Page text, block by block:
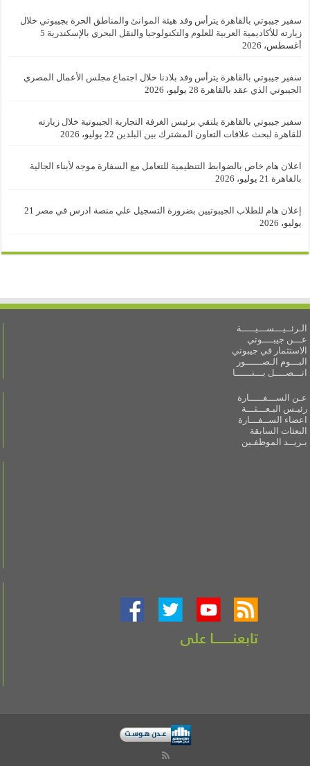
سفير جيبوتي بالقاهرة يترأس وفد هيئة الموانئ والمناطق الحرة بجيبوتي خلال
زيارته للأكاديمية العربية للعلوم والتكنولوجيا والنقل البحري بالإسكندرية 5
أغسطس، 2026
سفير جيبوتي بالقاهرة يترأس وفد بلادنا خلال اجتماع مجلس الأعمال المصري
الجيبوتي الذي عقد بالقاهرة 28 يوليو، 2026
سفير جيبوتي بالقاهرة يلتقي برئيس الغرفة التجارية الجيبوتية خلال زيارته
للقاهرة لبحث علاقات التعاون المشترك بين البلدين 22 يوليو، 2026
اعلان هام خاص بالضوابط التنظيمية للتعامل مع السفارة موجه لأبناء الجالية
بالقاهرة 21 يوليو، 2026
إعلان هام للطلاب الجيبوتيين بضرورة التسجيل علي منصة ادرس في مصر
21
يوليو، 2026
الـرئــيـــســـيـــــة
عـــن جيبــــوتي
الاستثمار في جيبوتي
البـــوم الـصــــــور
اتـــصــــل بـــنــــــا
عـن الســـفـــــارة
رئيـس البـعـــثـــة
اعضاء الســفـــارة
البعثات السابقة
بـريــد الموظفـين